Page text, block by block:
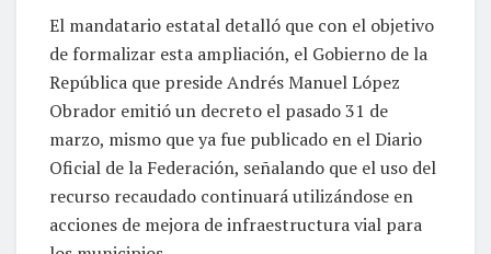
El mandatario estatal detalló que con el objetivo
de formalizar esta ampliación, el Gobierno de la
República que preside Andrés Manuel López
Obrador emitió un decreto el pasado 31 de
marzo, mismo que ya fue publicado en el Diario
Oficial de la Federación, señalando que el uso del
recurso recaudado continuará utilizándose en
acciones de mejora de infraestructura vial para